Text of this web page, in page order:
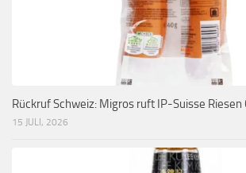
Rückruf Schweiz: Migros ruft IP-Suisse Riesen
15 JULI, 2026